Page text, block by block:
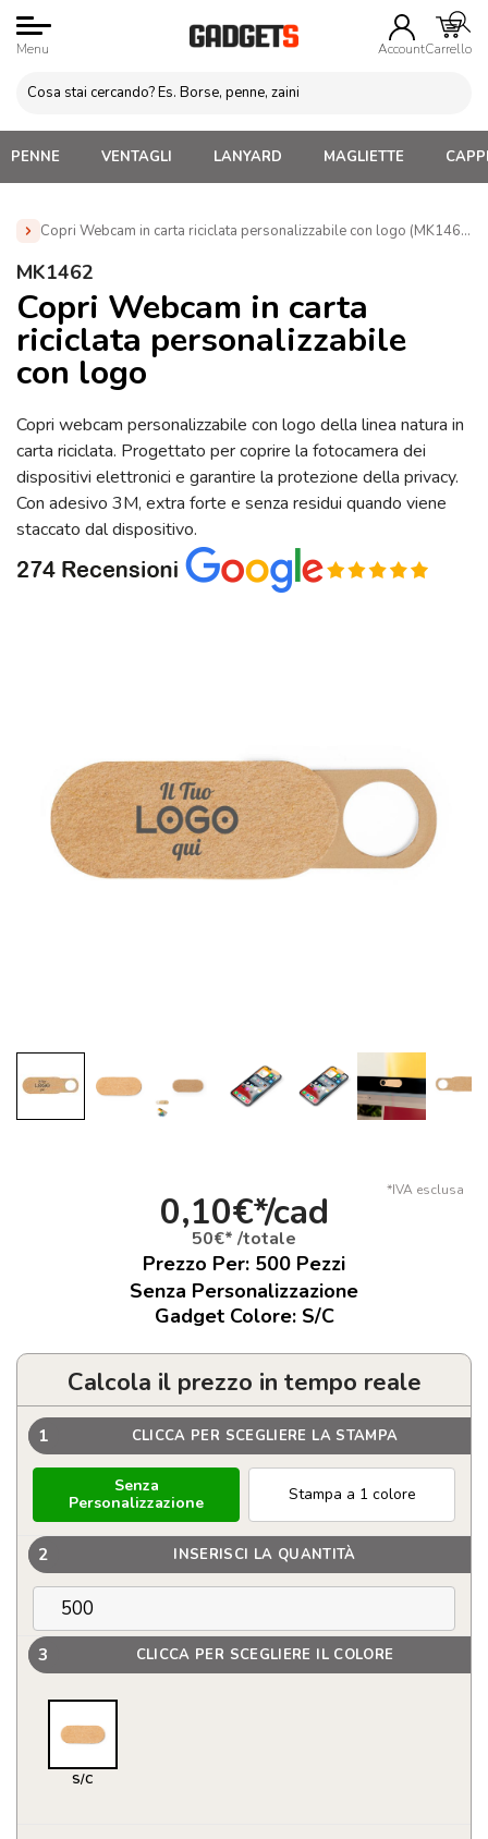
Menu AccountCarrello
PENNE VENTAGLI LANYARD MAGLIETTE
Copri Webcam in carta riciclata personalizzabile con logo (MK1462)
Home »
con logo (MK1462)
MK1462
Copri Webcam in carta
riciclata personalizzabile
con logo
Copri webcam personalizzabile con logo della linea natura in
carta riciclata. Progettato per coprire la fotocamera dei
dispositivi elettronici e garantire la protezione della privacy.
Con adesivo 3M, extra forte e senza residui quando viene
staccato dal dispositivo.
*IVA esclusa
0,10€*/cad
50€* /totale
Prezzo Per: 500 Pezzi
Senza Personalizzazione
Gadget Colore: S/C
Calcola il prezzo in tempo reale
1 CLICCA PER SCEGLIERE LA STAMPA
Senza
Personalizzazione
Stampa a 1 colore
2 INSERISCI LA QUANTITÀ
3 CLICCA PER SCEGLIERE IL COLORE
S/C